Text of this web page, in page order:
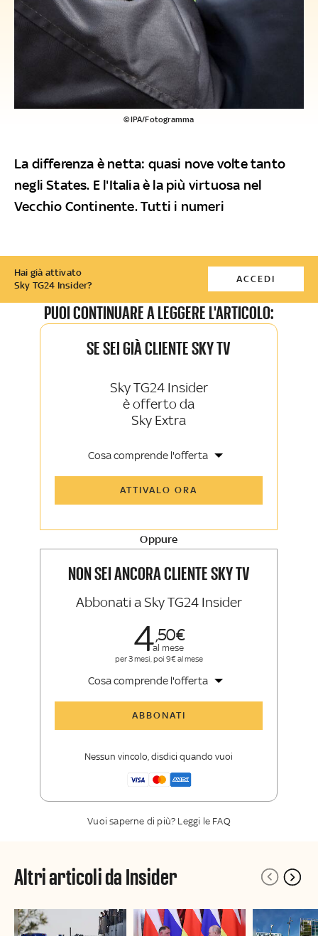
©IPA/Fotogramma
La differenza è netta: quasi nove volte tanto
negli States. E l'Italia è la più virtuosa nel
Vecchio Continente. Tutti i numeri
Hai già attivato
Sky TG24 Insider?
ACCEDI
PUOI CONTINUARE A LEGGERE L'ARTICOLO:
SE SEI GIÀ CLIENTE SKY TV
Sky TG24 Insider
è offerto da
Sky Extra
Cosa comprende l'offerta
Sky Sport Insider
La newsletter esclusiva di Sky TG24
ATTIVALO ORA
Oppure
NON SEI ANCORA CLIENTE SKY TV
Abbonati a Sky TG24 Insider
450
al mese
per 3 mesi, poi 9€ al mese
Cosa comprende l'offerta
ABBONATI
Nessun vincolo, disdici quando vuoi
Vuoi saperne di più? Leggi le FAQ
Altri articoli da Insider